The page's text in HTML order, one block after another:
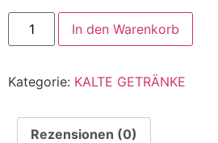
In den Warenkorb
Kategorie: KALTE GETRÄNKE
Rezensionen (0)